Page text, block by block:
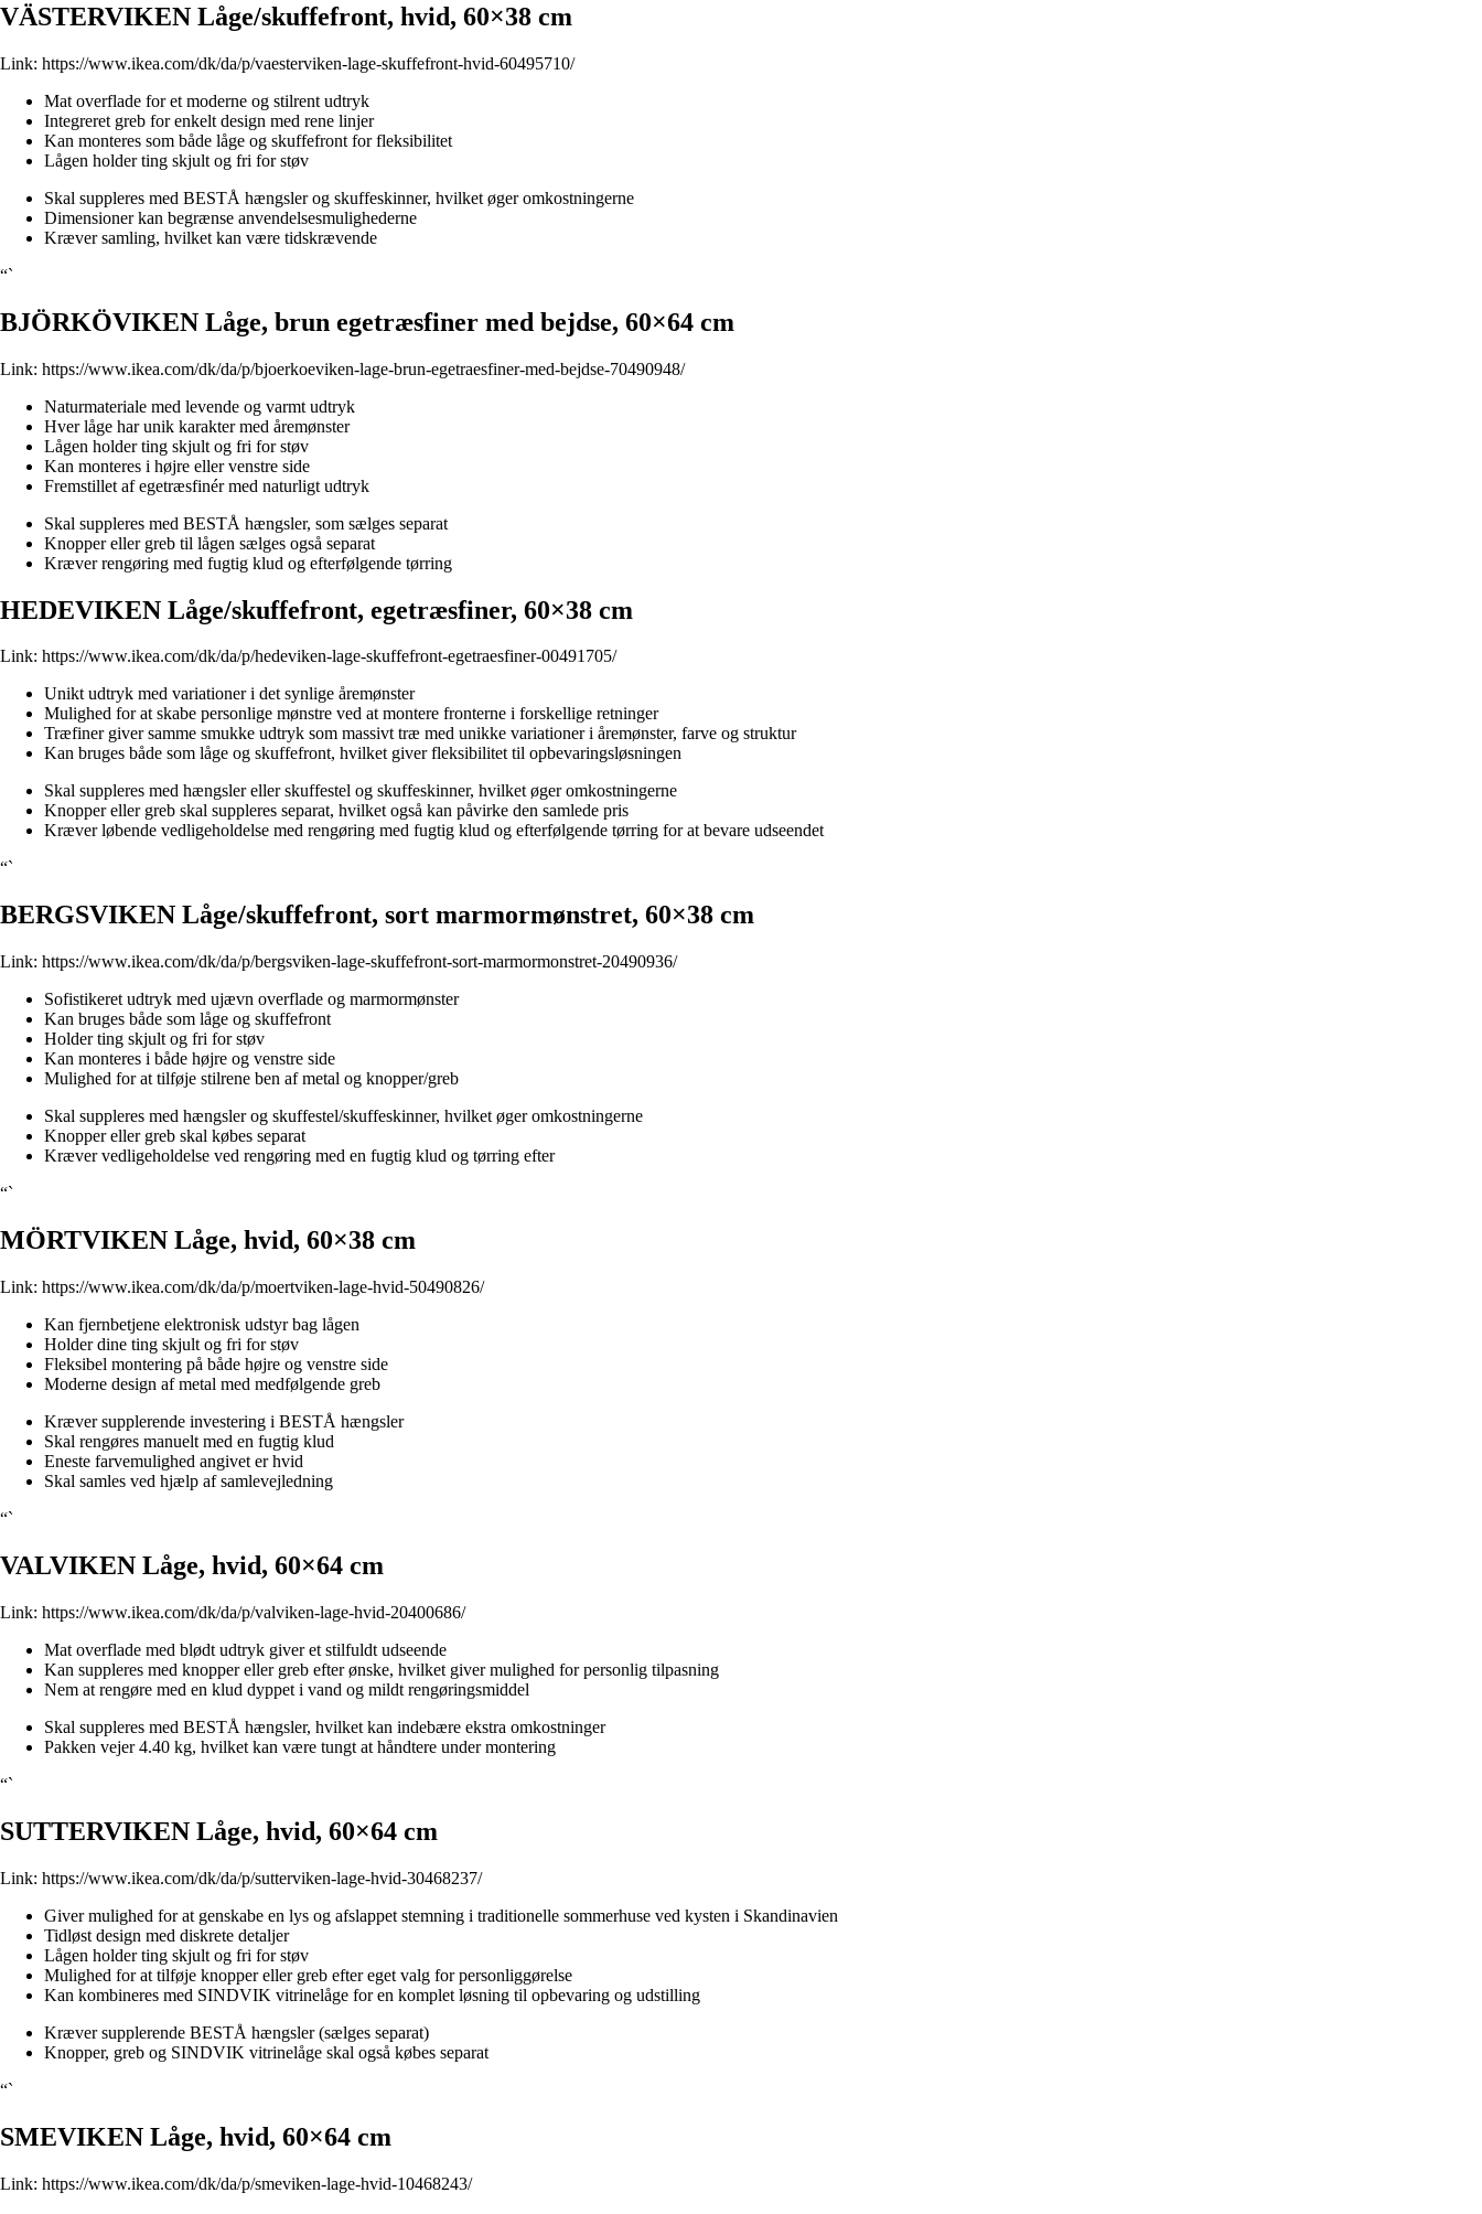
VÄSTERVIKEN Låge/skuffefront, hvid, 60×38 cm
Link: https://www.ikea.com/dk/da/p/vaesterviken-lage-skuffefront-hvid-60495710/
Mat overflade for et moderne og stilrent udtryk
Integreret greb for enkelt design med rene linjer
Kan monteres som både låge og skuffefront for fleksibilitet
Lågen holder ting skjult og fri for støv
Skal suppleres med BESTÅ hængsler og skuffeskinner, hvilket øger omkostningerne
Dimensioner kan begrænse anvendelsesmulighederne
Kræver samling, hvilket kan være tidskrævende
“`
BJÖRKÖVIKEN Låge, brun egetræsfiner med bejdse, 60×64 cm
Link: https://www.ikea.com/dk/da/p/bjoerkoeviken-lage-brun-egetraesfiner-med-bejdse-70490948/
Naturmateriale med levende og varmt udtryk
Hver låge har unik karakter med åremønster
Lågen holder ting skjult og fri for støv
Kan monteres i højre eller venstre side
Fremstillet af egetræsfinér med naturligt udtryk
Skal suppleres med BESTÅ hængsler, som sælges separat
Knopper eller greb til lågen sælges også separat
Kræver rengøring med fugtig klud og efterfølgende tørring
HEDEVIKEN Låge/skuffefront, egetræsfiner, 60×38 cm
Link: https://www.ikea.com/dk/da/p/hedeviken-lage-skuffefront-egetraesfiner-00491705/
Unikt udtryk med variationer i det synlige åremønster
Mulighed for at skabe personlige mønstre ved at montere fronterne i forskellige retninger
Træfiner giver samme smukke udtryk som massivt træ med unikke variationer i åremønster, farve og struktur
Kan bruges både som låge og skuffefront, hvilket giver fleksibilitet til opbevaringsløsningen
Skal suppleres med hængsler eller skuffestel og skuffeskinner, hvilket øger omkostningerne
Knopper eller greb skal suppleres separat, hvilket også kan påvirke den samlede pris
Kræver løbende vedligeholdelse med rengøring med fugtig klud og efterfølgende tørring for at bevare udseendet
“`
BERGSVIKEN Låge/skuffefront, sort marmormønstret, 60×38 cm
Link: https://www.ikea.com/dk/da/p/bergsviken-lage-skuffefront-sort-marmormonstret-20490936/
Sofistikeret udtryk med ujævn overflade og marmormønster
Kan bruges både som låge og skuffefront
Holder ting skjult og fri for støv
Kan monteres i både højre og venstre side
Mulighed for at tilføje stilrene ben af metal og knopper/greb
Skal suppleres med hængsler og skuffestel/skuffeskinner, hvilket øger omkostningerne
Knopper eller greb skal købes separat
Kræver vedligeholdelse ved rengøring med en fugtig klud og tørring efter
“`
MÖRTVIKEN Låge, hvid, 60×38 cm
Link: https://www.ikea.com/dk/da/p/moertviken-lage-hvid-50490826/
Kan fjernbetjene elektronisk udstyr bag lågen
Holder dine ting skjult og fri for støv
Fleksibel montering på både højre og venstre side
Moderne design af metal med medfølgende greb
Kræver supplerende investering i BESTÅ hængsler
Skal rengøres manuelt med en fugtig klud
Eneste farvemulighed angivet er hvid
Skal samles ved hjælp af samlevejledning
“`
VALVIKEN Låge, hvid, 60×64 cm
Link: https://www.ikea.com/dk/da/p/valviken-lage-hvid-20400686/
Mat overflade med blødt udtryk giver et stilfuldt udseende
Kan suppleres med knopper eller greb efter ønske, hvilket giver mulighed for personlig tilpasning
Nem at rengøre med en klud dyppet i vand og mildt rengøringsmiddel
Skal suppleres med BESTÅ hængsler, hvilket kan indebære ekstra omkostninger
Pakken vejer 4.40 kg, hvilket kan være tungt at håndtere under montering
“`
SUTTERVIKEN Låge, hvid, 60×64 cm
Link: https://www.ikea.com/dk/da/p/sutterviken-lage-hvid-30468237/
Giver mulighed for at genskabe en lys og afslappet stemning i traditionelle sommerhuse ved kysten i Skandinavien
Tidløst design med diskrete detaljer
Lågen holder ting skjult og fri for støv
Mulighed for at tilføje knopper eller greb efter eget valg for personliggørelse
Kan kombineres med SINDVIK vitrinelåge for en komplet løsning til opbevaring og udstilling
Kræver supplerende BESTÅ hængsler (sælges separat)
Knopper, greb og SINDVIK vitrinelåge skal også købes separat
“`
SMEVIKEN Låge, hvid, 60×64 cm
Link: https://www.ikea.com/dk/da/p/smeviken-lage-hvid-10468243/